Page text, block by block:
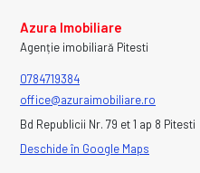
Azura Imobiliare
Agenție imobiliară Pitesti
0784719384
office@azuraimobiliare.ro
Bd Republicii Nr. 79 et 1 ap 8 Pitesti
Deschide în Google Maps